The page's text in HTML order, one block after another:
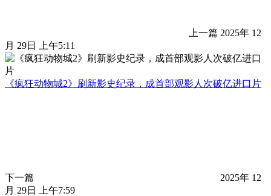
上一篇 2025年 12
月 29日 上午5:11
《疯狂动物城2》刷新影史纪录，成首部观影人次破亿进口片
下一篇
2025年 12
月 29日 上午7:59